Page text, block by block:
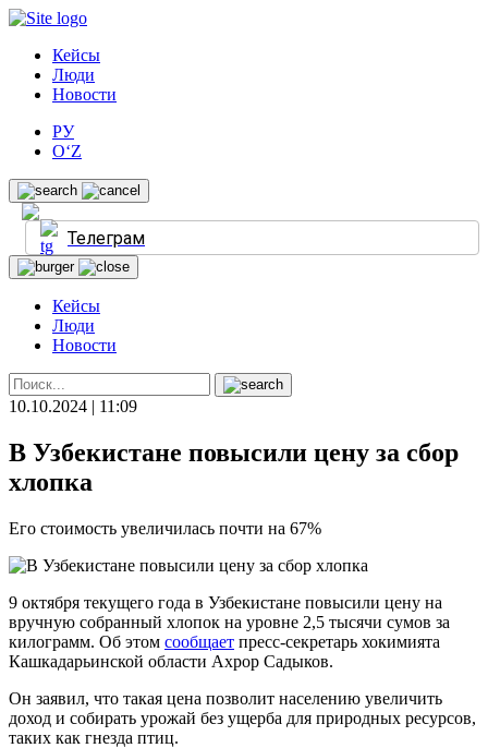
Кейсы
Люди
Новости
РУ
O‘Z
Телеграм
Кейсы
Люди
Новости
10.10.2024 | 11:09
В Узбекистане повысили цену за сбор
хлопка
Его стоимость увеличилась почти на 67%
9 октября текущего года в Узбекистане повысили цену на
вручную собранный хлопок на уровне 2,5 тысячи сумов за
килограмм. Об этом сообщает пресс-секретарь хокимията
Кашкадарьинской области Ахрор Садыков.
Он заявил, что такая цена позволит населению увеличить
доход и собирать урожай без ущерба для природных ресурсов,
таких как гнезда птиц.